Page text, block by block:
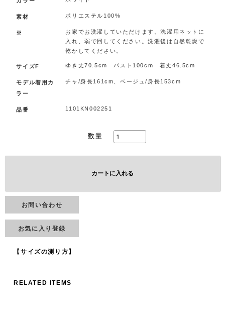
素材 ポリエステル100%
※
お家でお洗濯していただけます。洗濯用ネットに
入れ、弱で回してください。洗濯後は自然乾燥で
乾かしてください。
サイズF ゆき丈70.5cm バスト100cm 着丈46.5cm
モデル着用カ
ラー
チャ/身長161cm、ベージュ/身長153cm
品番 1101KN002251
数量
カートに入れる
お問い合わせ
お気に入り登録
【サイズの測り方】
RELATED ITEMS